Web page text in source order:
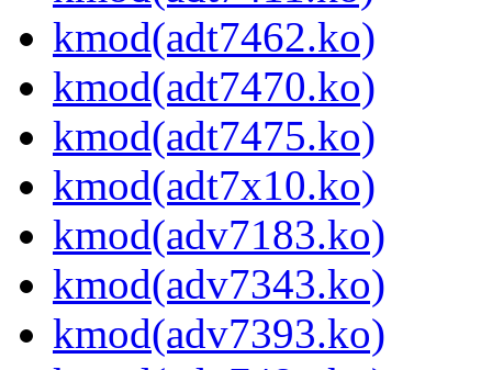
kmod(adt7462.ko)
kmod(adt7470.ko)
kmod(adt7475.ko)
kmod(adt7x10.ko)
kmod(adv7183.ko)
kmod(adv7343.ko)
kmod(adv7393.ko)